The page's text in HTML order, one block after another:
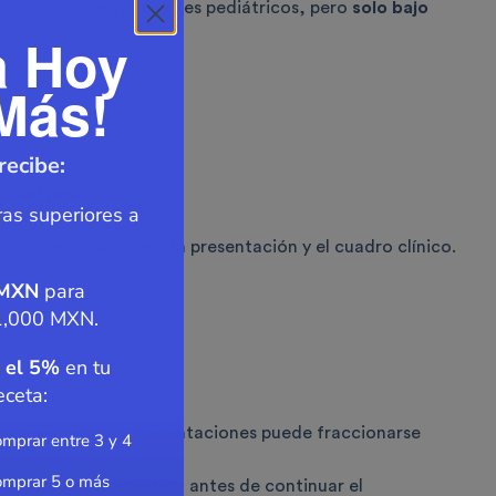
indicarse en pacientes pediátricos, pero solo bajo
del pediatra.
variar según la presentación y el cuadro clínico.
. En algunas presentaciones puede fraccionarse
o farmacéutico antes de continuar el
Hoy
superiores a
para
MXN.
el 5% en tu
entre 3 y 4
5 o más